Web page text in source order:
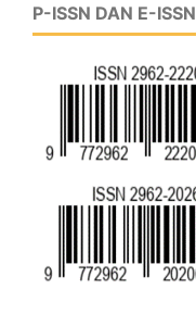
P-ISSN DAN E-ISSN